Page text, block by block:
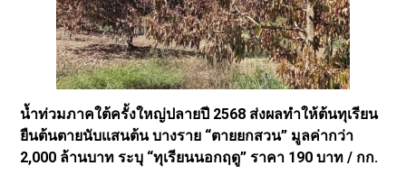
น้ำท่วมภาคใต้ครั้งใหญ่ปลายปี 2568 ส่งผลทำให้ต้นทุเรียน
ยืนต้นตายนับแสนต้น บางราย “ตายยกสวน” มูลค่ากว่า
2,000 ล้านบาท ระบุ “ทุเรียนนอกฤดู” ราคา 190 บาท / กก.